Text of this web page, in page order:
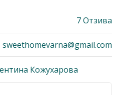
7 Отзива
sweethomevarna@gmail.com
Кожухарова